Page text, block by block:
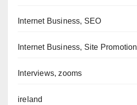
Internet Business, SEO
Internet Business, Site Promotion
Interviews, zooms
ireland